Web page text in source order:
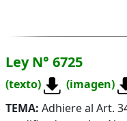
Ley N° 6725
(texto) (imagen)
TEMA: Adhiere al Art.